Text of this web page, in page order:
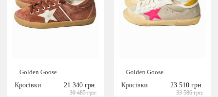
Golden Goose
Кросівки
21 340 грн.
30 485 грн.
Golden Goose
Кросівки
23 510 грн.
33 586 грн.